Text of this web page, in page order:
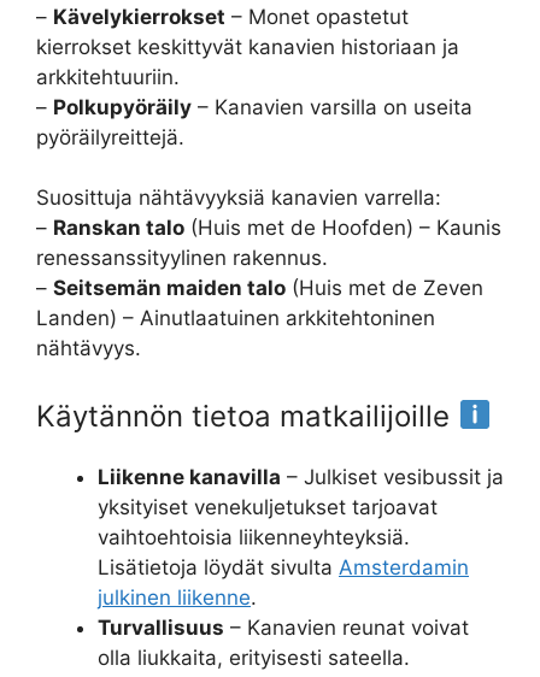
– Kävelykierrokset – Monet opastetut
kierrokset keskittyvät kanavien historiaan ja
arkkitehtuuriin.
– Polkupyöräily – Kanavien varsilla on useita
pyöräilyreittejä.
Suosittuja nähtävyyksiä kanavien varrella:
– Ranskan talo (Huis met de Hoofden) – Kaunis
renessanssityylinen rakennus.
– Seitsemän maiden talo (Huis met de Zeven
Landen) – Ainutlaatuinen arkkitehtoninen
nähtävyys.
Käytännön tietoa matkailijoille
Liikenne kanavilla – Julkiset vesibussit ja
yksityiset venekuljetukset tarjoavat
vaihtoehtoisia liikenneyhteyksiä.
Lisätietoja löydät sivulta Amsterdamin
julkinen liikenne.
Turvallisuus – Kanavien reunat voivat
olla liukkaita, erityisesti sateella.